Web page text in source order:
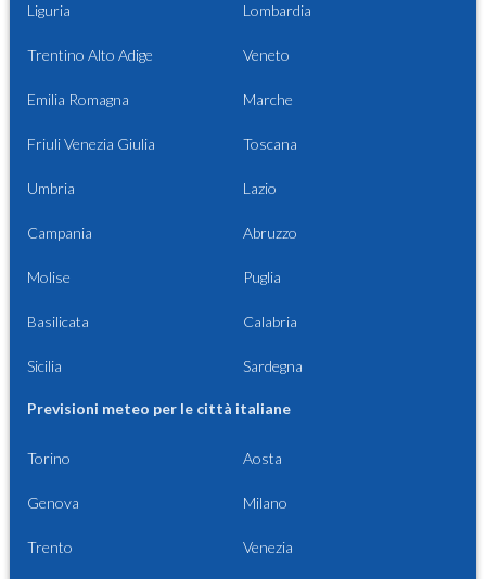
Liguria Lombardia
Trentino Alto Adige Veneto
Emilia Romagna Marche
Friuli Venezia Giulia Toscana
Umbria Lazio
Campania Abruzzo
Molise Puglia
Basilicata Calabria
Sicilia Sardegna
Previsioni meteo per le città italiane
Torino Aosta
Genova Milano
Trento Venezia